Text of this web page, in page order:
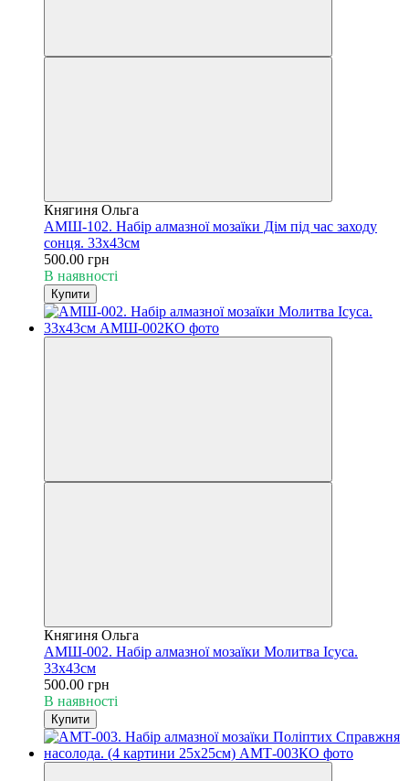
Княгиня Ольга
АМШ-102. Набір алмазної мозаїки Дім під час заходу
сонця. 33х43см
500.00 грн
В наявності
Купити
Княгиня Ольга
АМШ-002. Набір алмазної мозаїки Молитва Ісуса.
33х43см
500.00 грн
В наявності
Купити